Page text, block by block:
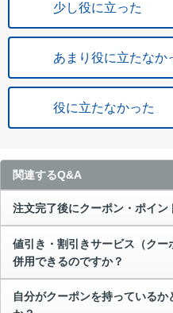
少し役に立った
あまり役に立たなか
役に立たなかった
関連するQ&A
注文完了後にクーポン・ポイン
値引き・割引きサービス（ク
併用できるのですか？
自分がクーポンを持っている